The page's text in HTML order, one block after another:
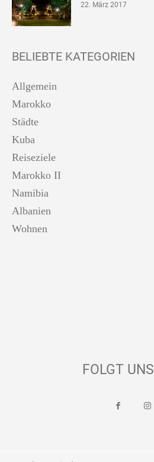
22. März 2017
BELIEBTE KATEGORIEN
Allgemein
Marokko
Städte
Kuba
Reiseziele
Marokko II
Namibia
Albanien
Wohnen
FOLGT UNS